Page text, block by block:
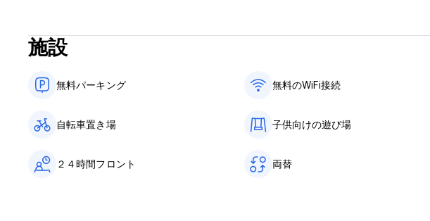
施設
無料パーキング 無料のWiFi接続
自転車置き場 子供向けの遊び場
２４時間フロント 両替